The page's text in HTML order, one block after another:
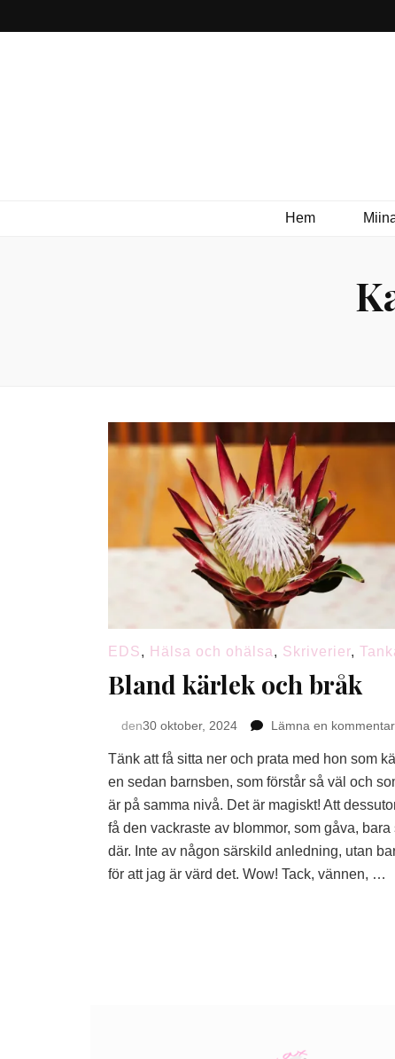
Hem
EDS, Hälsa och ohälsa, Skriverier,
Bland kärlek och bråk
den30 oktober, 2024 Lämna en kommentar
Tänk att få sitta ner och prata med hon som
en sedan barnsben, som förstår så väl och
är på samma nivå. Det är magiskt! Att
få den vackraste av blommor, som gåva, bara
där. Inte av någon särskild anledning, utan
för att jag är värd det. Wow! Tack, vännen, …